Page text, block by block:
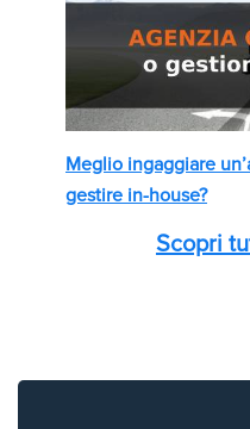
Meglio ingaggiare
gestire in-house?
Scopri